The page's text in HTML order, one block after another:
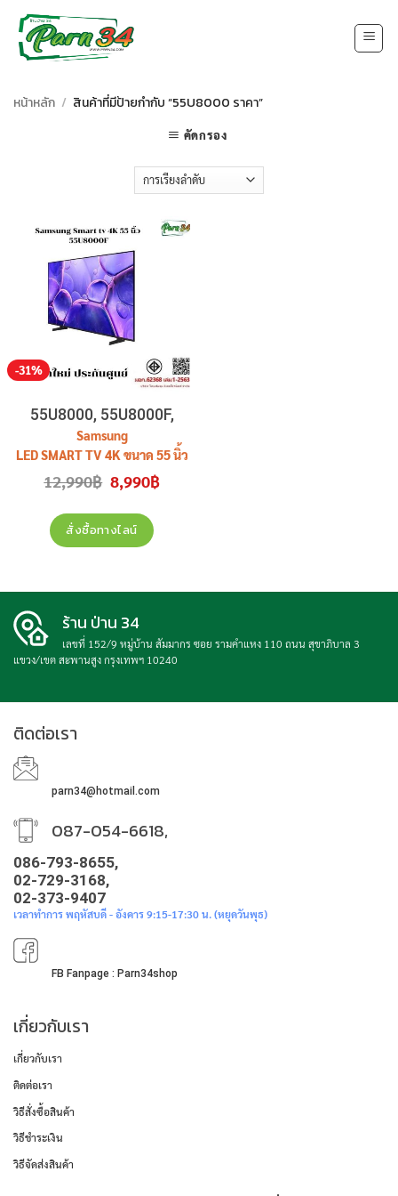
content
หน้าหลัก / สินค้าที่มีป้ายกำกับ “55U8000 ราคา”
คัดกรอง
-31%
55U8000, 55U8000F,
55U8000FKXXT
Samsung
LED SMART TV 4K ขนาด 55 นิ้ว
รุ่น
55U8000, 55U8000F,
สินค้าใหม่ ประกันศูนย์ 1 ปี
12,990฿ Original
price
12,990฿.
8,990฿Current
price
สั่งซื้อทางไลน์
ร้าน ป่าน 34
เลขที่ 152/9 หมู่บ้าน สัมมากร ซอย รามคำแหง 110 ถนน สุขาภิบาล 3
แขวง/เขต สะพานสูง กรุงเทพฯ 10240
ติดต่อเรา
parn34@hotmail.com
087-054-6618,
086-793-8655,
02-729-3168,
02-373-9407
เวลาทำการ พฤหัสบดี - อังคาร 9:15-17:30 น. (หยุดวันพุธ)
FB Fanpage : Parn34shop
เกี่ยวกับเรา
เกี่ยวกับเรา
ติดต่อเรา
วิธีสั่งซื้อสินค้า
วิธีชำระเงิน
วิธีจัดส่งสินค้า